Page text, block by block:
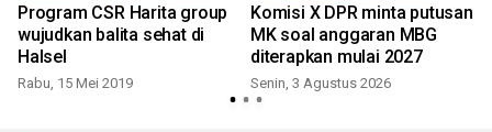
Program CSR Harita group
wujudkan balita sehat di
Halsel
Rabu, 15 Mei 2019
Komisi X DPR minta putusan
MK soal anggaran MBG
diterapkan mulai 2027
Senin, 3 Agustus 2026